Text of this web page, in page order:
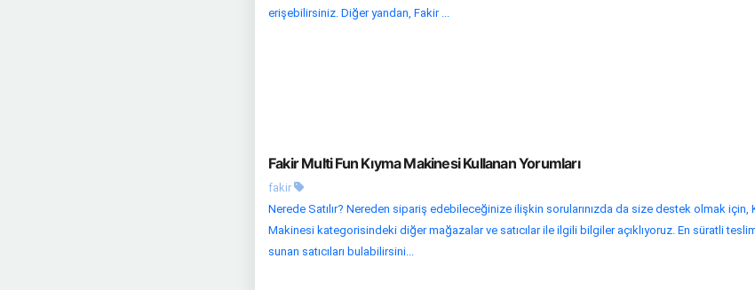
erişebilirsiniz. Diğer yandan, Fakir ...
Fakir Multi Fun Kıyma Makinesi Kullanan Yorumları
fakir
Nerede Satılır? Nereden sipariş edebileceğinize ilişkin sorularınızda da size destek olmak için,
Makinesi kategorisindeki diğer mağazalar ve satıcılar ile ilgili bilgiler açıklıyoruz. En süratli
sunan satıcıları bulabilirsini...